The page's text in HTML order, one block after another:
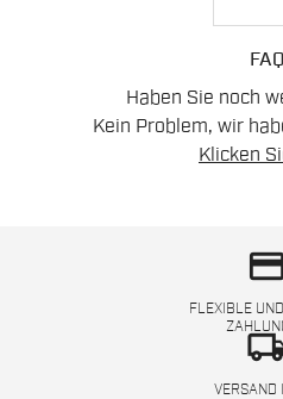
FAQ
Haben Sie noch
Kein Problem, wir
Klicken
credit_card
FLEXIBLE
VERSAND